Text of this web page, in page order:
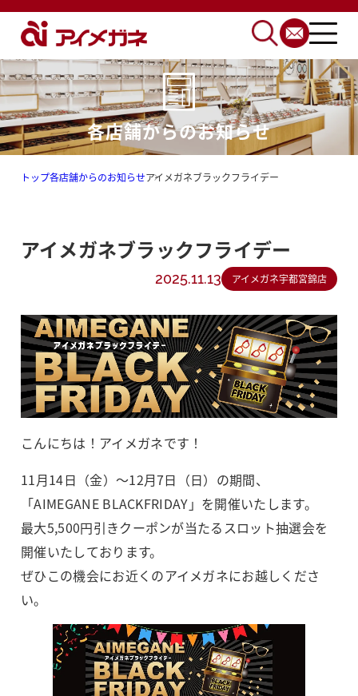
各店舗からのお知らせ
トップ各店舗からのお知らせアイメガネブラックフライデー
アイメガネブラックフライデー
2025.11.13 アイメガネ宇都宮錦店
こんにちは！アイメガネです！
11月14日（金）～12月7日（日）の期間、
「AIMEGANE BLACKFRIDAY」を開催いたします。
最大5,500円引きクーポンが当たるスロット抽選会を
開催いたしております。
ぜひこの機会にお近くのアイメガネにお越しくださ
い。